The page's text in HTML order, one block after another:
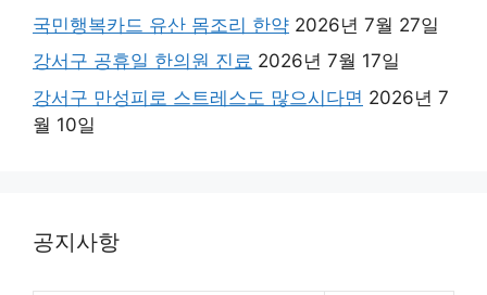
국민행복카드 유산 몸조리 한약 2026년 7월 27일
강서구 공휴일 한의원 진료 2026년 7월 17일
강서구 만성피로 스트레스도 많으시다면 2026년 7
월 10일
공지사항